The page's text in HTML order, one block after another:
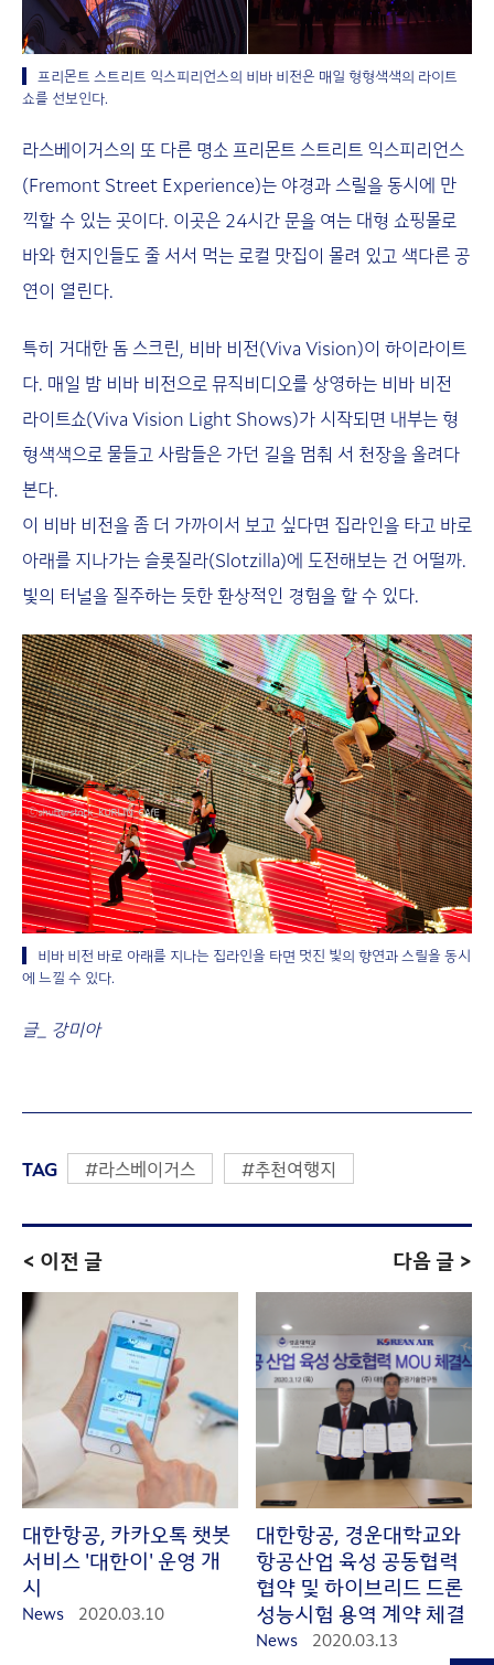
프리몬트 스트리트 익스피리언스의 비바 비전은 매일 형형색색의 라이트
쇼를 선보인다.
라스베이거스의 또 다른 명소 프리몬트 스트리트 익스피리언스
(Fremont Street Experience)는 야경과 스릴을 동시에 만
끽할 수 있는 곳이다. 이곳은 24시간 문을 여는 대형 쇼핑몰로
바와 현지인들도 줄 서서 먹는 로컬 맛집이 몰려 있고 색다른 공
연이 열린다.
특히 거대한 돔 스크린, 비바 비전(Viva Vision)이 하이라이트
다. 매일 밤 비바 비전으로 뮤직비디오를 상영하는 비바 비전
라이트쇼(Viva Vision Light Shows)가 시작되면 내부는 형
형색색으로 물들고 사람들은 가던 길을 멈춰 서 천장을 올려다
본다.
이 비바 비전을 좀 더 가까이서 보고 싶다면 집라인을 타고 바로
아래를 지나가는 슬롯질라(Slotzilla)에 도전해보는 건 어떨까.
빛의 터널을 질주하는 듯한 환상적인 경험을 할 수 있다.
비바 비전 바로 아래를 지나는 집라인을 타면 멋진 빛의 향연과 스릴을 동시
에 느낄 수 있다.
글_ 강미아
TAG #라스베이거스 #추천여행지
< 이전 글
대한항공, 카카오톡 챗봇
서비스 '대한이' 운영 개
시
News 2020.03.10
다음 글 >
대한항공, 경운대학교와
항공산업 육성 공동협력
협약 및 하이브리드 드론
성능시험 용역 계약 체결
News 2020.03.13